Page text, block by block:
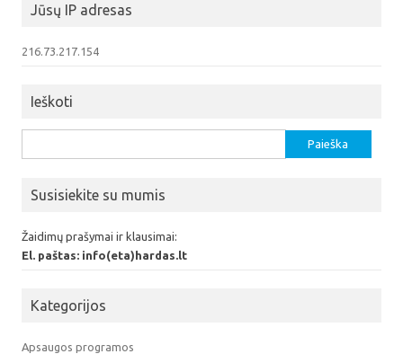
Jūsų IP adresas
216.73.217.154
Ieškoti
Susisiekite su mumis
Žaidimų prašymai ir klausimai:
El. paštas: info(eta)hardas.lt
Kategorijos
Apsaugos programos